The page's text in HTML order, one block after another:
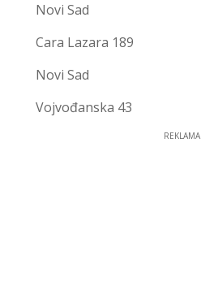
Novi Sad
Cara Lazara 189
Novi Sad
Vojvođanska 43
REKLAMA